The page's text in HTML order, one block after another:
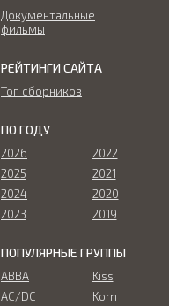
Документальные
фильмы
РЕЙТИНГИ САЙТА
Топ сборников
ПО ГОДУ
2026
2025
2024
2023
2022
2021
2020
2019
ПОПУЛЯРНЫЕ ГРУППЫ
ABBA
AC/DC
Kiss
Korn